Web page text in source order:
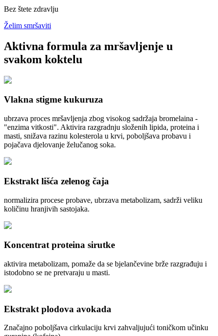
Bez štete zdravlju
Želim smršaviti
Aktivna formula za mršavljenje u
svakom koktelu
Vlakna stigme kukuruza
ubrzava proces mršavljenja zbog visokog sadržaja bromelaina -
"enzima vitkosti". Aktivira razgradnju složenih lipida, proteina i
masti, snižava razinu kolesterola u krvi, poboljšava probavu i
pojačava djelovanje želučanog soka.
Ekstrakt lišća zelenog čaja
normalizira procese probave, ubrzava metabolizam, sadrži veliku
količinu hranjivih sastojaka.
Koncentrat proteina sirutke
aktivira metabolizam, pomaže da se bjelančevine brže razgrađuju i
istodobno se ne pretvaraju u masti.
Ekstrakt plodova avokada
Značajno poboljšava cirkulaciju krvi zahvaljujući toničkom učinku